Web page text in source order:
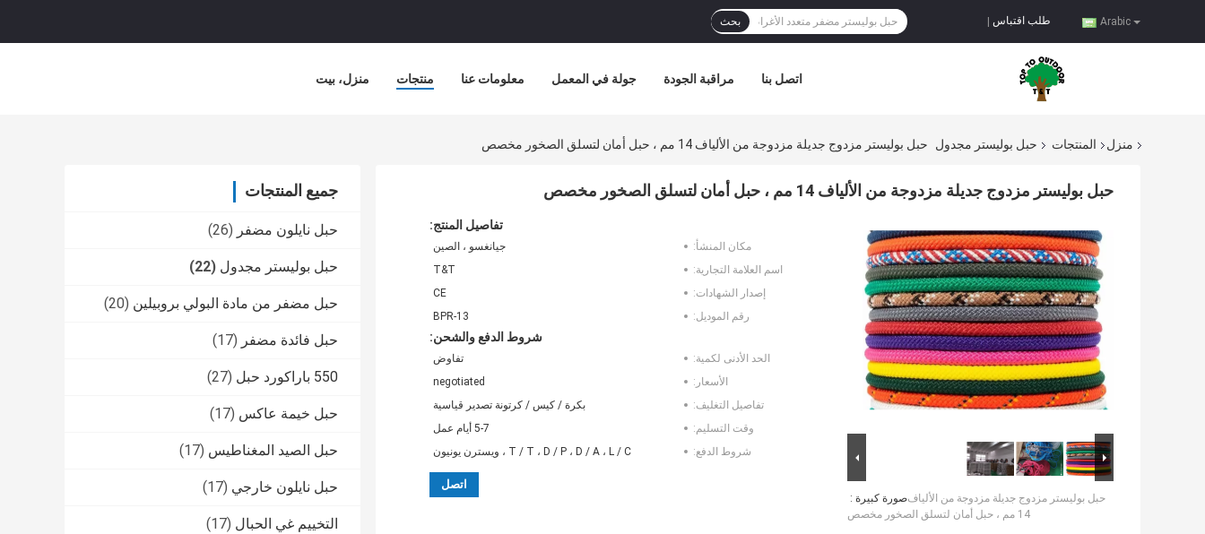
Arabic طلب اقتباس بحث
منزل، بيت منتجات معلومات عنا جولة في المعمل مراقبة الجودة اتصل بنا
منزل المنتجات حبل بوليستر مجدول حبل بوليستر مزدوج جديلة مزدوجة من الألياف 14 مم ، حبل أمان لتسلق الصخور مخصص
جميع المنتجات
حبل نايلون مضفر (26)
حبل بوليستر مجدول (22)
حبل مضفر من مادة البولي بروبيلين (20)
حبل فائدة مضفر (17)
550 باراكورد حبل (27)
حبل خيمة عاكس (17)
حبل الصيد المغناطيس (17)
حبل نايلون خارجي (17)
التخييم غي الحبال (17)
حبل بوليستر مزدوج جديلة مزدوجة من الألياف 14 مم ، حبل أمان لتسلق الصخور مخصص
صورة كبيرة :حبل بوليستر مزدوج جديلة مزدوجة من الألياف
14 مم ، حبل أمان لتسلق الصخور مخصص
تفاصيل المنتج:
مكان المنشأ:
جيانغسو ، الصين
اسم العلامة التجارية:
T&T
إصدار الشهادات:
CE
رقم الموديل:
BPR-13
شروط الدفع والشحن:
الحد الأدنى لكمية:
تفاوض
الأسعار:
negotiated
تفاصيل التغليف:
بكرة / كيس / كرتونة تصدير قياسية
وقت التسليم:
5-7 أيام عمل
شروط الدفع:
T / T ، D / P ، D / A ، L / C ، ويسترن يونيون
اتصل